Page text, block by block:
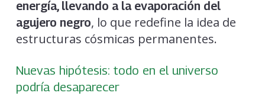
energía, llevando a la evaporación del
agujero negro, lo que redefine la idea de
estructuras cósmicas permanentes.
Nuevas hipótesis: todo en el universo
podría desaparecer